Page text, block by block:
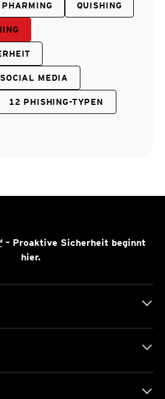
PHARMING QUISHING
MEDIA
12 PHISHING-TYPEN
– Proaktive Sicherheit beginnt
hier.